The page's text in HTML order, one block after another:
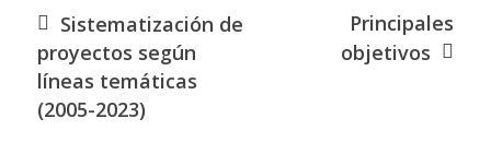
Sistematización de
proyectos según
líneas temáticas
(2005-2023)
Principales
objetivos